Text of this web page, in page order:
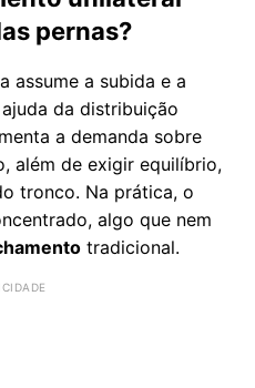
pernas?
assume a subida e a
da distribuição
a demanda sobre
além de exigir equilíbrio,
tronco. Na prática, o
algo que nem
tradicional.